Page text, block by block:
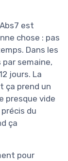
est
chose : pas
Dans les
semaine,
jours. La
ça prend un
presque vide
du
ça
pour